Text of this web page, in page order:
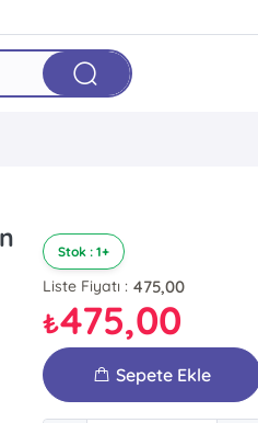
Stok : 1+
Liste Fiyatı : 475,00
₺475,00
Sepete Ekle